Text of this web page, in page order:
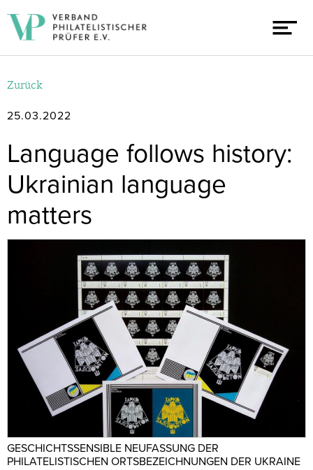
Zurück
25.03.2022
Language follows history:
Ukrainian language
matters
GESCHICHTSSENSIBLE NEUFASSUNG DER
PHILATELISTISCHEN ORTSBEZEICHNUNGEN DER UKRAINE